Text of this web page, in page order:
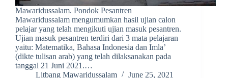
Mawaridussalam. Pondok Pesantren
Mawaridussalam mengumumkan hasil ujian calon
pelajar yang telah mengikuti ujian masuk pesantren.
Ujian masuk pesantren terdiri dari 3 mata pelajaran
yaitu: Matematika, Bahasa Indonesia dan Imla’
(dikte tulisan arab) yang telah dilaksanakan pada
tanggal 21 Juni 2021.…
Litbang Mawaridussalam
June 25, 2021